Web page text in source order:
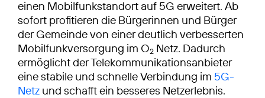
einen Mobilfunkstandort auf 5G erweitert. Ab
sofort profitieren die Bürgerinnen und Bürger
der Gemeinde von einer deutlich verbesserten
Mobilfunkversorgung im O2 Netz. Dadurch
ermöglicht der Telekommunikationsanbieter
eine stabile und schnelle Verbindung im 5G-
Netz und schafft ein besseres Netzerlebnis.